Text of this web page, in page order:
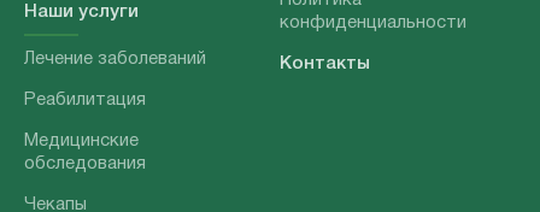
Наши услуги
Лечение заболеваний
Реабилитация
Медицинские
обследования
Чекапы
конфиденциальности
Контакты